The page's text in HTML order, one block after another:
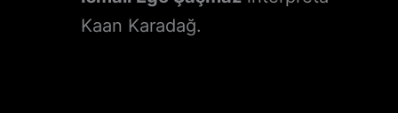
Kaan Karadağ.